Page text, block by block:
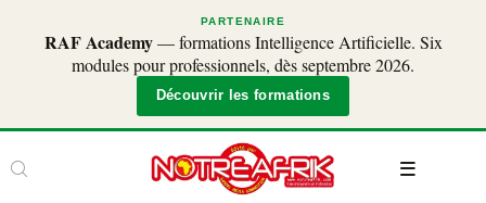
PARTENAIRE
RAF Academy— formations Intelligence Artificielle. Six
modules pour professionnels, dès septembre 2026.
Découvrir les formations